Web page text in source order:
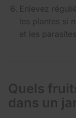
Enlevez
les plantes si
et les
Quels
dans un